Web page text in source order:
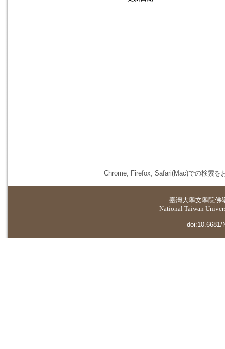
Chrome, Firefox, Safari(Mac)での検索を
臺灣大學文學院佛
National Taiwan
doi:10.6681/